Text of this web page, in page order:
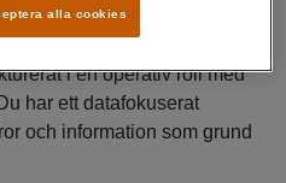
egendesignade produkter.
i en operativ roll med
har ett datafokuserat
och information som grund
alla cookies